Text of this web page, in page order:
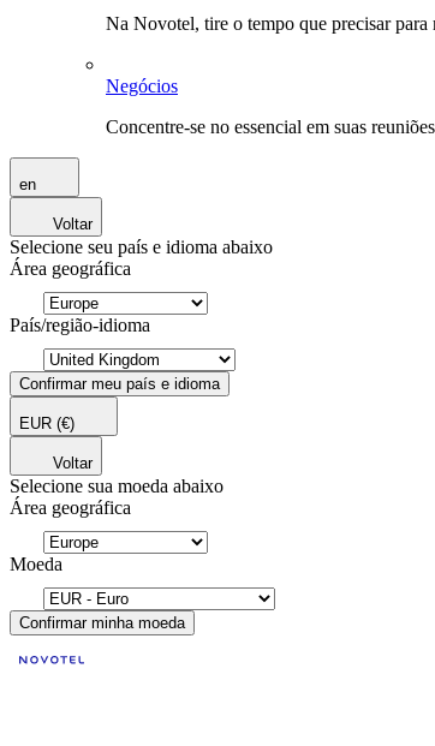
Na Novotel, tire o tempo que precisar para
Negócios
Concentre-se no essencial em suas
en
Voltar
Selecione seu país e idioma abaixo
Área geográfica
País/região-idioma
Confirmar meu país e idioma
EUR (€)
Voltar
Selecione sua moeda abaixo
Área geográfica
Moeda
Confirmar minha moeda